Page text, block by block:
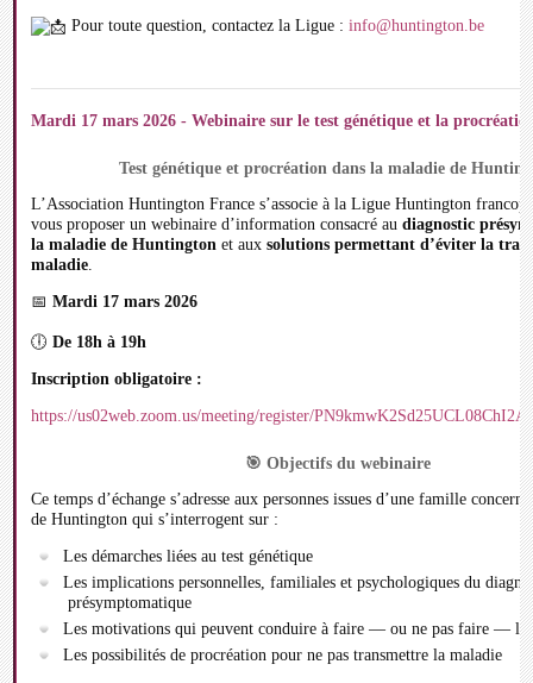
Pour toute question, contactez la Ligue :info@huntington.be
Mardi 17 mars 2026 - Webinaire sur le test génétique et la
Test génétique et procréation dans la maladie de
L’Association Huntington France s’associe à la Ligue Huntington
vous proposer un webinaire d’information consacré audiagnostic
la maladie de Huntington et auxsolutions permettant d’éviter la
maladie
📅Mardi 17 mars 2026
🕕De 18h à 19h
Inscription obligatoire :
https://us02web.zoom.us/meeting/register/PN9kmwK2Sd25UCL08ChI2A
🎯 Objectifs du webinaire
Ce temps d’échange s’adresse aux personnes issues d’une famille
de Huntington qui s’interrogent sur :
Les démarches liées au test génétique
Les implications personnelles, familiales et psychologiques du
présymptomatique
Les motivations qui peuvent conduire à faire — ou ne pas faire — le
Les possibilités de procréation pour ne pas transmettre la maladie